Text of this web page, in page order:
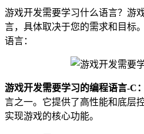
游戏开发需要学习什么语言？游
言，具体取决于您的需求和目标
语言：
游戏开发需要学习的编程语言-C：
言之一。它提供了高性能和底层
实现游戏的核心功能。